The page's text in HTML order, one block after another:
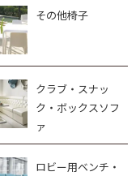
その他椅子
クラブ・スナッ
ク・ボックスソフ
ァ
ロビー用ベンチ・